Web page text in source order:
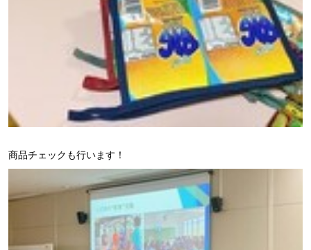
商品チェックも行います！